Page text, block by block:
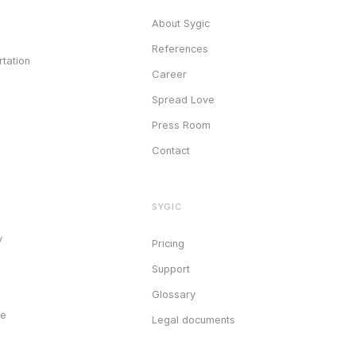
About Sygic
References
Career
Spread Love
Press Room
Contact
SYGIC
Pricing
Support
Glossary
Legal documents